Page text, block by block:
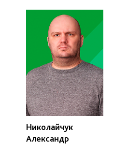
Николайчук
Александр